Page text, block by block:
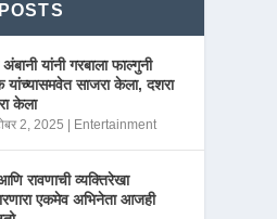
अंबानी यांनी गरबाला फाल्गुनी
यांच्यासमवेत साजरा केला, दशरा
केला
2, 2025 Entertainment
रावणाची व्यक्तिरेखा
एकमेव अभिनेता आजही